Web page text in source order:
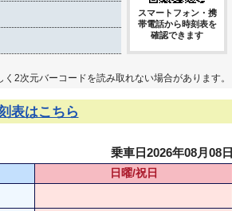
スマートフォン・携
帯電話から時刻表を
確認できます
2次元バーコードを読み取れない場合があります。
表はこちら
乗車日2026年08月08日
日曜/祝日